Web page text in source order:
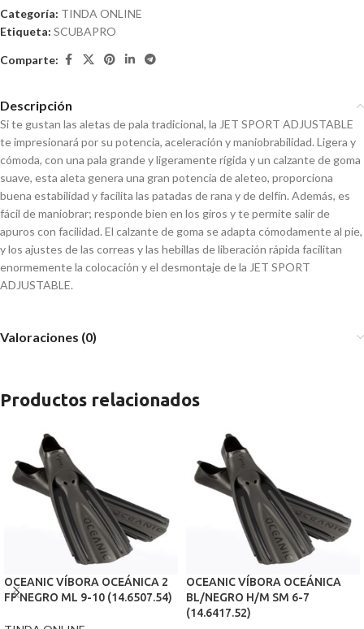
Categoría: TINDA ONLINE
Etiqueta: SCUBAPRO
Comparte:
Descripción
Si te gustan las aletas de pala tradicional, la JET SPORT ADJUSTABLE
te impresionará por su potencia, aceleración y maniobrabilidad. Ligera y
cómoda, con una pala grande y ligeramente rígida y un calzante de goma
suave, esta aleta genera una gran potencia de aleteo, proporciona
buena estabilidad y facilita las patadas de rana y de delfín. Además, es
fácil de maniobrar; responde bien en los giros y te permite salir de
apuros con facilidad. El calzante de goma se adapta cómodamente al pie,
y los ajustes de las correas y las hebillas de liberación rápida facilitan
enormemente la colocación y el desmontaje de la JET SPORT
ADJUSTABLE.
Valoraciones (0)
Productos relacionados
OCEANIC VÍBORA OCEÁNICA 2
FF NEGRO ML 9-10 (14.6507.54)
OCEANIC VÍBORA OCEÁNICA
BL/NEGRO H/M SM 6-7
(14.6417.52)